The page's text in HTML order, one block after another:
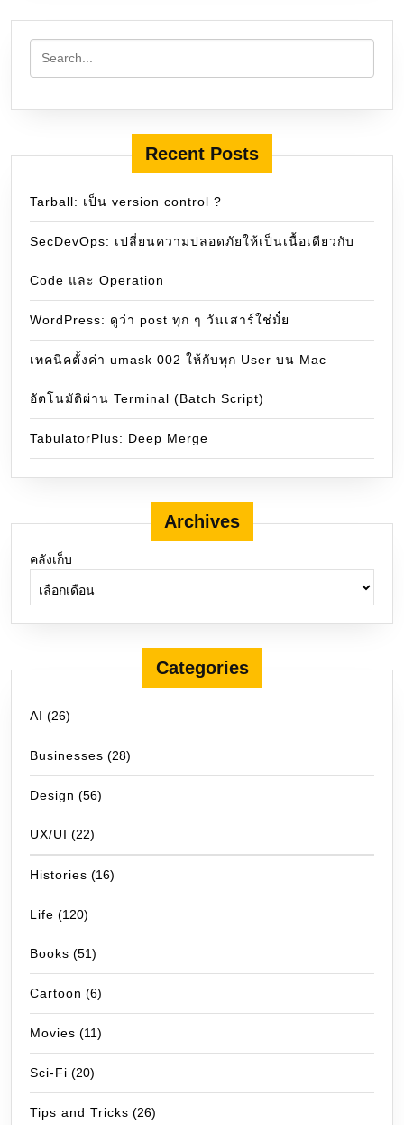
Recent Posts
Tarball: เป็น version control ?
SecDevOps: เปลี่ยนความปลอดภัยให้เป็นเนื้อเดียวกับ
Code และ Operation
WordPress: ดูว่า post ทุก ๆ วันเสาร์ใช่มั๋ย
เทคนิคตั้งค่า umask 002 ให้กับทุก User บน Mac
อัตโนมัติผ่าน Terminal (Batch Script)
TabulatorPlus: Deep Merge
Archives
คลังเก็บ
Categories
AI (26)
Businesses (28)
Design (56)
UX/UI (22)
Histories (16)
Life (120)
Books (51)
Cartoon (6)
Movies (11)
Sci-Fi (20)
Tips and Tricks (26)